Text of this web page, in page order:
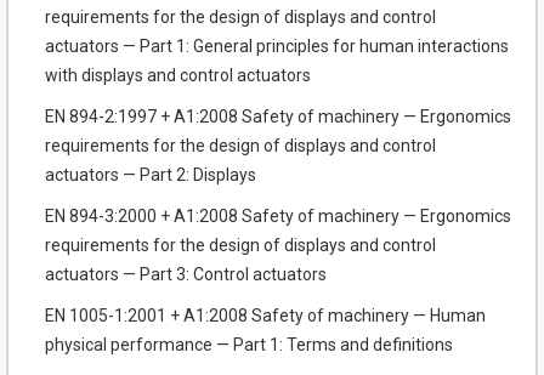
requirements for the design of displays and control
actuators — Part 1: General principles for human interactions
with displays and control actuators
EN 894-2:1997 + A1:2008 Safety of machinery — Ergonomics
requirements for the design of displays and control
actuators — Part 2: Displays
EN 894-3:2000 + A1:2008 Safety of machinery — Ergonomics
requirements for the design of displays and control
actuators — Part 3: Control actuators
EN 1005-1:2001 + A1:2008 Safety of machinery — Human
physical performance — Part 1: Terms and definitions